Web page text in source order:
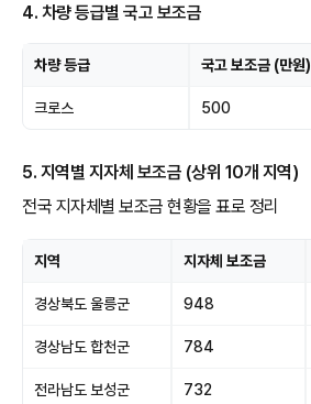
4. 차량 등급별 국고 보조금
차량 등급 국고 보조금 (만원)
크로스 500
5. 지역별 지자체 보조금 (상위 10개 지역)
전국 지자체별 보조금 현황을 표로 정리
지역 지자체 보조금
경상북도 울릉군 948
경상남도 합천군 784
전라남도 보성군 732